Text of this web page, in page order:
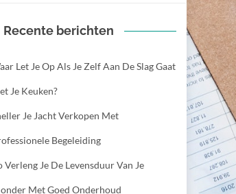
Recente berichten
Let Je Op Als Je Zelf Aan De Slag Gaat
Je Keuken?
Je Jacht Verkopen Met
Begeleiding
Verleng Je De Levensduur Van Je
Met Goed Onderhoud